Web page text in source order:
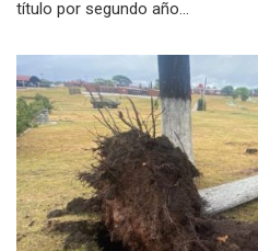
título por segundo año...